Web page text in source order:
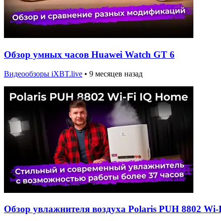
Обзор умных часов Huawei Watch GT 6
Видеообзоры iXBT.live • 9 месяцев назад
Обзор увлажнителя воздуха Polaris PUH 8802